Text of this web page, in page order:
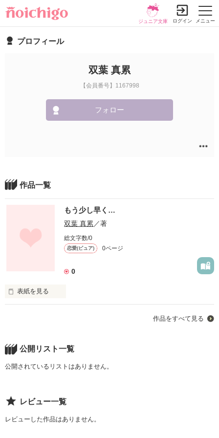
メニュー
ジュニア文庫 ログイン
プロフィール
双葉 真累
【会員番号】1167998
フォロー
作品一覧
もう少し早く…
双葉 真累 ／著
総文字数/0
恋愛(ピュア) 0ページ
0
表紙を見る
今日は初投稿です！誤字脱字が多いと思いますが
見逃していただけるとありがたいです(、._. )、
作品をすべて見る
公開リスト一覧
公開されているリストはありません。
レビュー一覧
レビューした作品はありません。